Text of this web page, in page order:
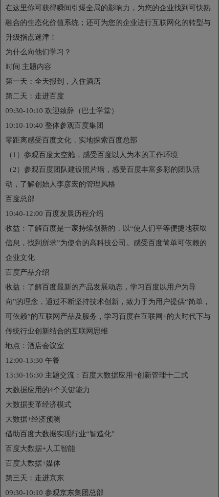
在这里你可获得瞬间引爆全局的影响力，为您的企业找到可快熟
融合的生态化价值系统；还可为您的企业进行互联网化的转型与
升级指点迷津！
为什么向他们学习？
时间 主题内容
第一天：全天报到，入住酒店
第二天：走进百度
09:30-10:10 欢迎致辞（巴士学堂）
10:10-10:40 整体参观百度集团
零距离感受百度文化，实地探索百度总部
（1）参观百度太空舱，感受百度以人为本的工作环境
（2）参观百度团队建设照片墙，感受百度丰富多彩的团队活
动，了解创始人李彦宏的管理风格
百度总部
10:40-12:00 百度发展历程介绍
收益：了解百度是一家持续创新的，以“使人们平等便捷地获取
信息，找到所求”为使命的高科技公司。感受百度简单可依赖的
企业文化
百度产品介绍
收益：了解百度最新的产品发展动态，学习百度以用户为导
向”的理念，通过不断坚持技术创新，致力于为用户提供“简单，
可依赖”的互联网产品及服务，学习百度在互联网+的大时代下与
传统行业创新结合的互联网思维
地点：酒店会议室
12:00-13:30 午餐
13:30-16:30 主题交流：百度大数据应用+创新管理十二式
大数据应用的4个关键能力
大数据变革经济模式
大数据+经济预测
借助百度大数据实现行业“智造化”
百度大数据+人工智能
百度大数据+媒体
第三天：走进京东
09:30-10:10 参观京东集团总部